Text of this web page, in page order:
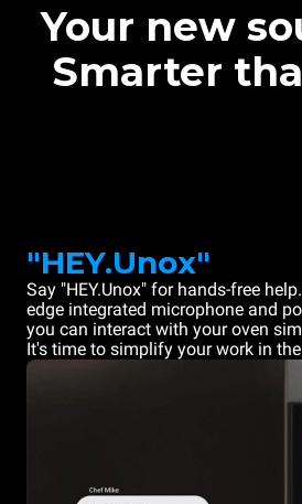
Your new
Smarter
"HEY.Unox"
Say "HEY.Unox" for hands-free
edge integrated microphone and
you can interact with your oven
It's time to simplify your work in